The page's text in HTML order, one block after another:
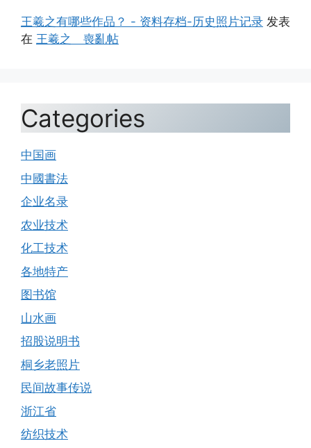
王羲之有哪些作品？ - 资料存档-历史照片记录 发表
在 王羲之 喪亂帖
Categories
中国画
中國書法
企业名录
农业技术
化工技术
各地特产
图书馆
山水画
招股说明书
桐乡老照片
民间故事传说
浙江省
纺织技术